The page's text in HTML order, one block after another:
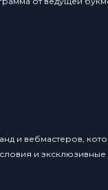
и вебмастеров,
и эксклюзивные